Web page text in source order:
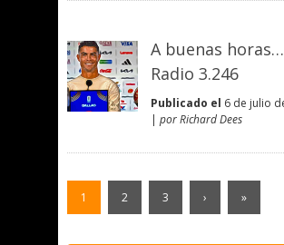
A buenas
Radio 3.246
Publicado el 6 de julio
|por Richard Dees
1 2 3 › »